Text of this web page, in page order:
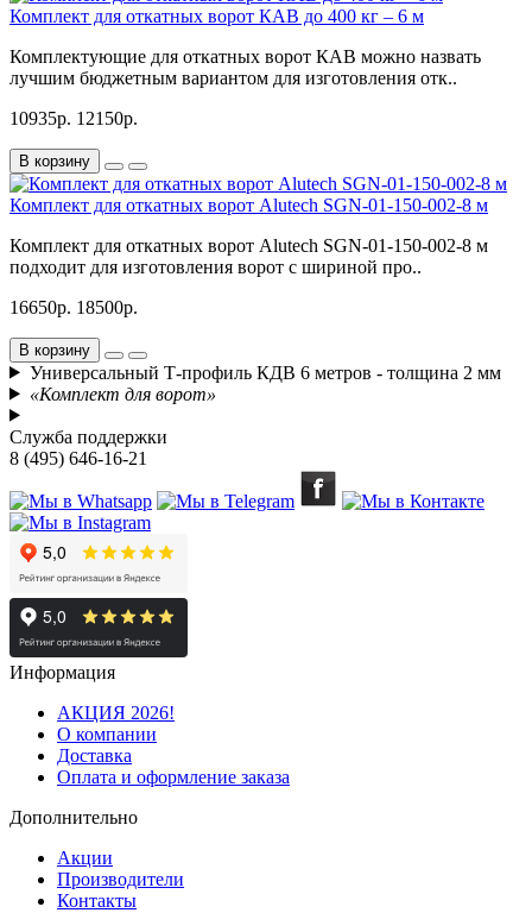
Комплект для откатных ворот КАВ до 400 кг – 6 м
Комплектующие для откатных ворот КАВ можно назвать
лучшим бюджетным вариантом для изготовления отк..
10935р. 12150р.
В корзину
Комплект для откатных ворот Alutech SGN-01-150-002-8 м
Комплект для откатных ворот Alutech SGN-01-150-002-8 м
подходит для изготовления ворот с шириной про..
16650р. 18500р.
В корзину
Универсальный Т-профиль КДВ 6 метров - толщина 2 мм
«Комплект для ворот»
Служба поддержки
8 (495) 646-16-21
Информация
АКЦИЯ 2026!
О компании
Доставка
Оплата и оформление заказа
Дополнительно
Акции
Производители
Контакты